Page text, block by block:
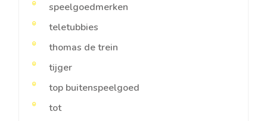
speelgoedmerken
teletubbies
thomas de trein
tijger
top buitenspeelgoed
tot